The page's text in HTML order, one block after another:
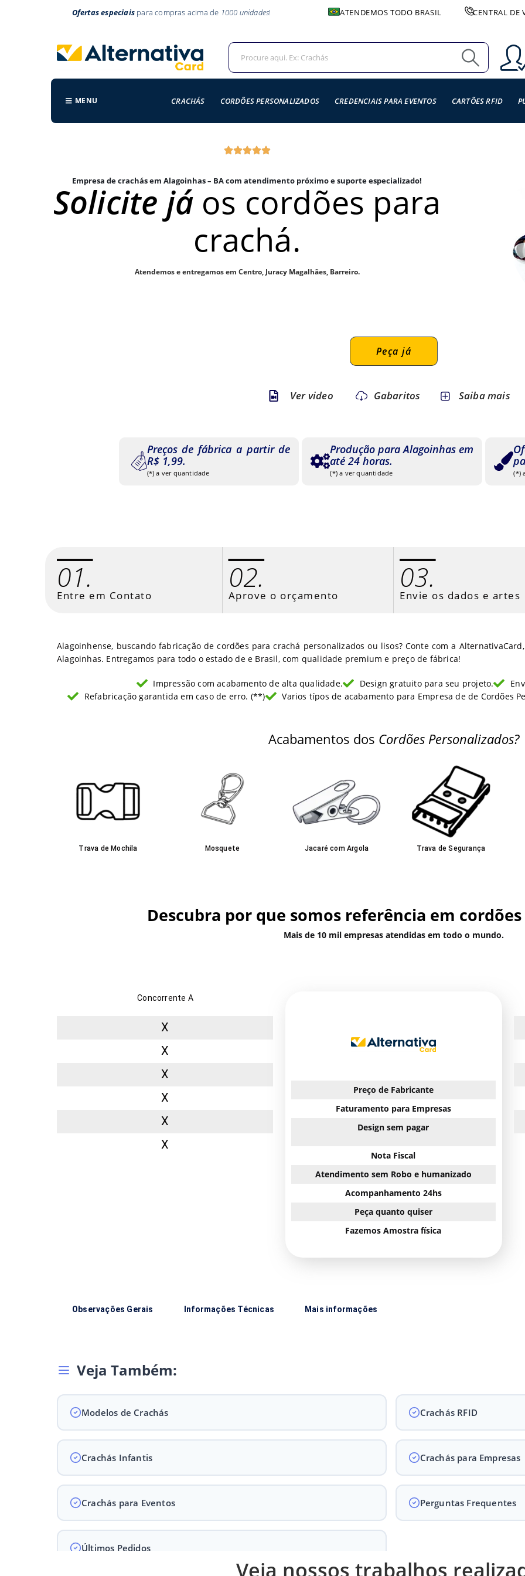
Ofertas especiaispara compras acima de 1000 unidades! ATENDEMOS TODO BRASIL CENTRAL DE
MENU CRACHÁS CORDÕES PERSONALIZADOS CREDENCIAIS PARA EVENTOS CARTÕES RFID
Empresa de crachás em Alagoinhas – BA com atendimento próximo e suporte especializado!
Solicite já os cordões para
crachá.
Atendemos e entregamos em Centro, Juracy Magalhães, Barreiro.
Peça já
Ver video Gabaritos Saiba mais
Preços de fábrica a partir de
R$ 1,99.
(*) a ver quantidade
Produção para Alagoinhas em
até 24 horas.
(*) a ver quantidade (*)
01.
Entre em Contato
02.
Aprove o orçamento
03.
Envie os dados e artes
Alagoinhense, buscando fabricação de cordões para crachá personalizados ou lisos? Conte com a
Alagoinhas. Entregamos para todo o estado de e Brasil, com qualidade premium e preço de fábrica!
Impressão com acabamento de alta qualidade. Design gratuito para seu projeto.
Refabricação garantida em caso de erro. (**)
Varios típos de acabamento para Empresa de de Cordões
Acabamentos dos Cordões Personalizados?
Trava de Mochila Mosquete Jacaré com Argola Trava de Segurança
Descubra por que somos referência em
Mais de 10 mil empresas atendidas em todo o mundo.
Concorrente A
X
X
X
X
X
X
Preço de Fabricante
Faturamento para Empresas
Design sem pagar
Nota Fiscal
Atendimento sem Robo e humanizado
Acompanhamento 24hs
Peça quanto quiser
Fazemos Amostra física
Observações Gerais Informações Técnicas Mais informações
Veja Também:
Modelos de Crachás Crachás RFID
Crachás Infantis Crachás para Empresas
Crachás para Eventos Perguntas Frequentes
Últimos Pedidos
Veja nossos trabalhos